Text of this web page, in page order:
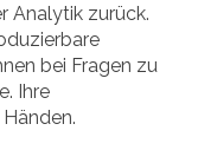
Analytik zurück.
bei Fragen zu
Ihre